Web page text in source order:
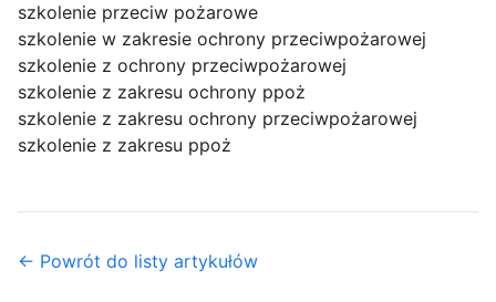
szkolenie przeciw pożarowe
szkolenie w zakresie ochrony przeciwpożarowej
szkolenie z ochrony przeciwpożarowej
szkolenie z zakresu ochrony ppoż
szkolenie z zakresu ochrony przeciwpożarowej
szkolenie z zakresu ppoż
← Powrót do listy artykułów